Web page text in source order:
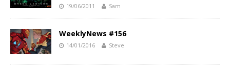
19/06/2011 Sam
WeeklyNews #156
14/01/2016 Steve